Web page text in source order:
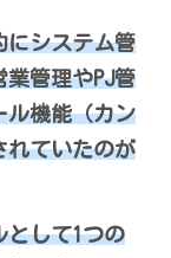
にシステム管
管理やPJ管
ル機能（カン
れていたのが
として1つの